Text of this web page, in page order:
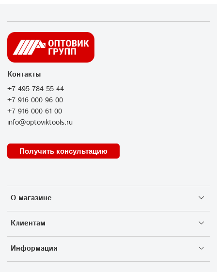
О магазине
Клиентам
Информация
Контакты
+7 495 784 55 44
+7 916 000 96 00
+7 916 000 61 00
info@optoviktools.ru
Получить консультацию